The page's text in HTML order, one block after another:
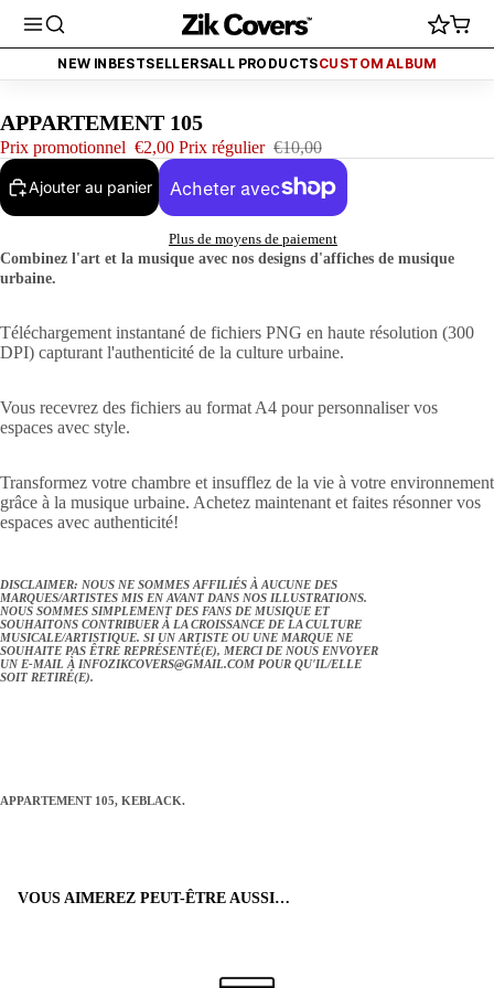
2€ (FINI AUJOURD'HUI) PROMO - TOUT À 2€ (FINI AUJOURD'HUI)
NEW IN BESTSELLERSALL PRODUCTSCUSTOM ALBUM
APPARTEMENT 105
Prix promotionnel €2,00 Prix régulier €10,00
Ajouter au panier
Plus de moyens de paiement
Combinez l'art et la musique avec nos designs d'affiches de musique
urbaine.
Téléchargement instantané de fichiers PNG en haute résolution (300
DPI) capturant l'authenticité de la culture urbaine.
Vous recevrez des fichiers au format A4 pour personnaliser vos
espaces avec style.
Transformez votre chambre et insufflez de la vie à votre environnement
grâce à la musique urbaine. Achetez maintenant et faites résonner vos
espaces avec authenticité!
DISCLAIMER: NOUS NE SOMMES AFFILIÉS À AUCUNE DES
MARQUES/ARTISTES MIS EN AVANT DANS NOS ILLUSTRATIONS.
NOUS SOMMES SIMPLEMENT DES FANS DE MUSIQUE ET
SOUHAITONS CONTRIBUER À LA CROISSANCE DE LA CULTURE
MUSICALE/ARTISTIQUE. SI UN ARTISTE OU UNE MARQUE NE
SOUHAITE PAS ÊTRE REPRÉSENTÉ(E), MERCI DE NOUS ENVOYER
UN E-MAIL À INFOZIKCOVERS@GMAIL.COM POUR QU'IL/ELLE
SOIT RETIRÉ(E).
APPARTEMENT 105, KEBLACK.
VOUS AIMEREZ PEUT-ÊTRE AUSSI…